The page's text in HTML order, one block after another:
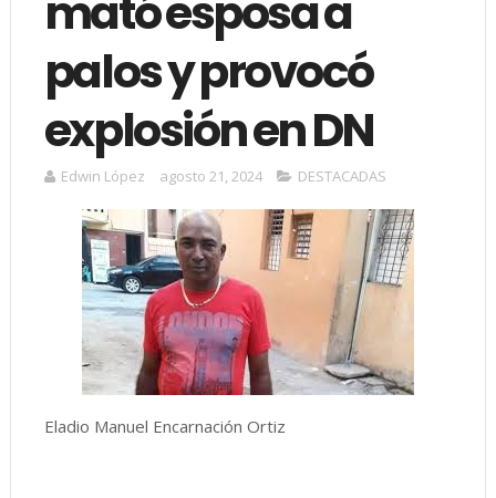
mató esposa a
palos y provocó
explosión en DN
Edwin López agosto 21, 2024 DESTACADAS
Eladio Manuel Encarnación Ortiz